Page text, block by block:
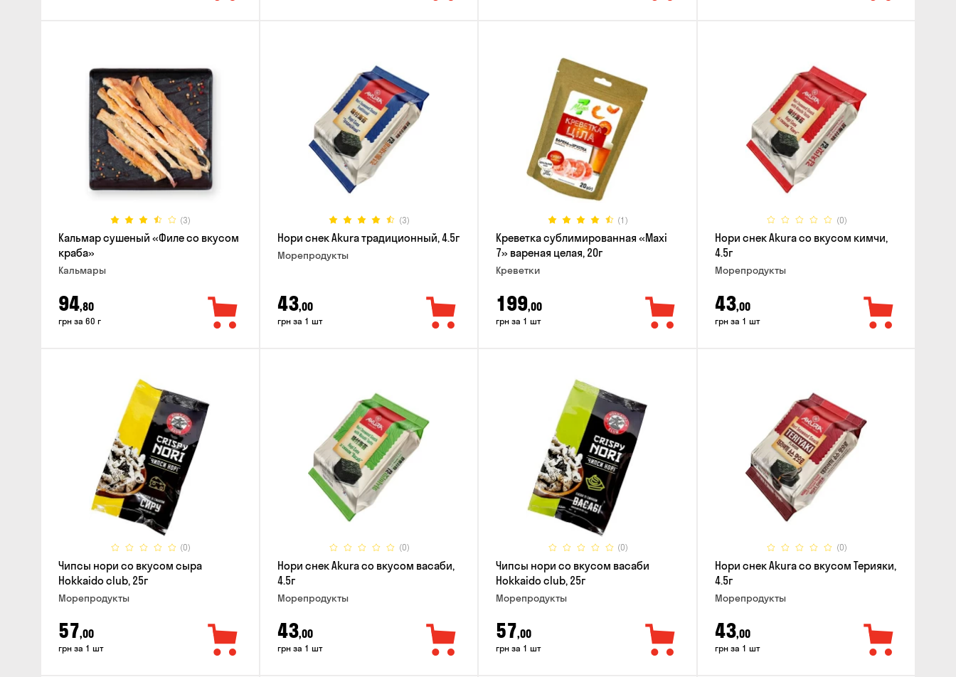
(3)
Кальмар сушеный «Филе со вкусом
краба»
Кальмары
94,80
грн за 60 г
(3)
Нори снек Akura традиционный, 4.5г
Морепродукты
43,00
грн за 1 шт
(1)
Креветка сублимированная «Maxi
7» вареная целая, 20г
Креветки
199,00
грн за 1 шт
(0)
Нори снек Akura со вкусом кимчи,
4.5г
Морепродукты
43,00
грн за 1 шт
(0)
Чипсы нори со вкусом сыра
Hokkaido club, 25г
Морепродукты
57,00
грн за 1 шт
(0)
Нори снек Akura со вкусом васаби,
4.5г
Морепродукты
43,00
грн за 1 шт
(0)
Чипсы нори со вкусом васаби
Hokkaido club, 25г
Морепродукты
57,00
грн за 1 шт
(0)
Нори снек Akura со вкусом Терияки,
4.5г
Морепродукты
43,00
грн за 1 шт